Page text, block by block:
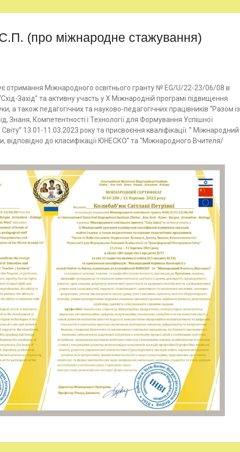
(про міжнародне стажування)
отримання Міжнародного освітнього гранту № EG/U/22-23/06/08 в
Захід” та активну участь у X Міжнародній програмі підвищення
а також педагогічних та науково-педагогічних працівників “Разом із
Знаня, Компетентності і Технології для Формування Успішної
13.01-11.03.2023 року та присвоєння кваліфікації: ” Міжнародний
відповідно до класифікації ЮНЕСКО” та “Міжнародного Вчителя/